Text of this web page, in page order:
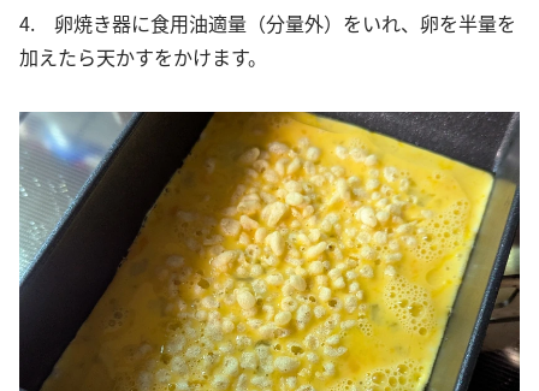
4. 卵焼き器に食用油適量（分量外）をいれ、卵を半量を
加えたら天かすをかけます。